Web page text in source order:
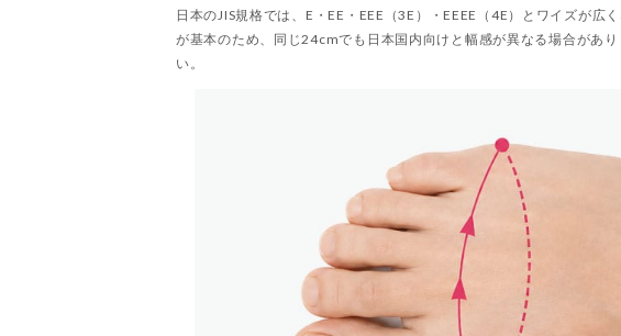
日本のJIS規格では、E・EE・EEE（3E）・EEEE（4E）とワイズが広
が基本のため、同じ24cmでも日本国内向けと幅感が異なる場合があ
い。